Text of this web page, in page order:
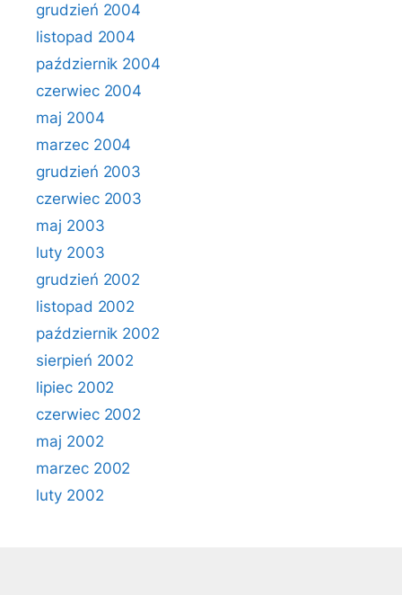
grudzień 2004
listopad 2004
październik 2004
czerwiec 2004
maj 2004
marzec 2004
grudzień 2003
czerwiec 2003
maj 2003
luty 2003
grudzień 2002
listopad 2002
październik 2002
sierpień 2002
lipiec 2002
czerwiec 2002
maj 2002
marzec 2002
luty 2002